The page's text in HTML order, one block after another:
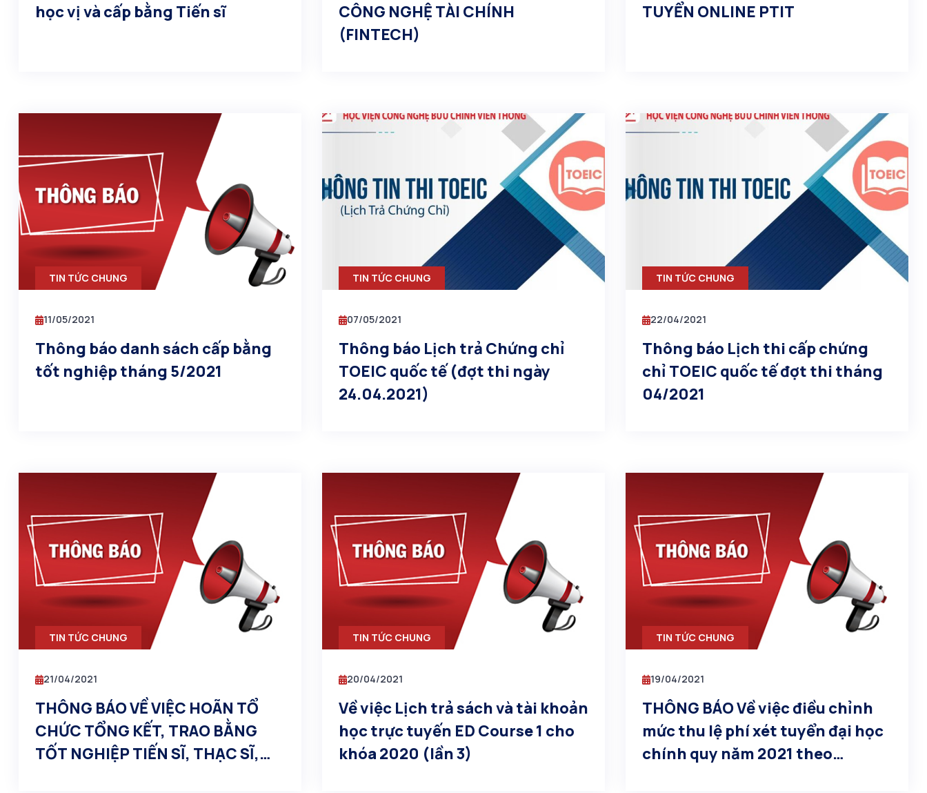
học vị và cấp bằng Tiến sĩ
CÔNG NGHỆ TÀI CHÍNH
(FINTECH)
TUYỂN ONLINE PTIT
TIN TỨC CHUNG
11/05/2021
Thông báo danh sách cấp bằng
tốt nghiệp tháng 5/2021
TIN TỨC CHUNG
07/05/2021
Thông báo Lịch trả Chứng chỉ
TOEIC quốc tế (đợt thi ngày
24.04.2021)
TIN TỨC CHUNG
22/04/2021
Thông báo Lịch thi cấp chứng
chỉ TOEIC quốc tế đợt thi tháng
04/2021
TIN TỨC CHUNG
21/04/2021
THÔNG BÁO VỀ VIỆC HOÃN TỔ
CHỨC TỔNG KẾT, TRAO BẰNG
TỐT NGHIỆP TIẾN SĨ, THẠC SĨ,
TIN TỨC CHUNG
20/04/2021
Về việc Lịch trả sách và tài khoản
học trực tuyến ED Course 1 cho
khóa 2020 (lần 3)
TIN TỨC CHUNG
19/04/2021
THÔNG BÁO Về việc điều chỉnh
mức thu lệ phí xét tuyển đại học
chính quy năm 2021 theo